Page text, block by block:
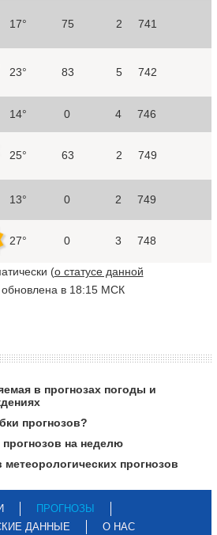
17° 75 2 741
23° 83 5 742
14° 0 4 746
25° 63 2 749
13° 0 2 749
27° 0 3 748
(о статусе данной
в 18:15 МСК
в прогнозах погоды и
прогнозов?
на неделю
прогнозов
ПРОГНОЗЫ
ДАННЫЕ
О НАС